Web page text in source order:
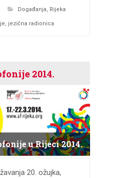
Događanja, Rijeka
, jezična radionica
2014.
u Rijeci 2014.
20. ožujka,